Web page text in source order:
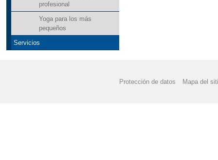
profesional
Yoga para los más
pequeños
Servicios
Protección de datos Mapa del